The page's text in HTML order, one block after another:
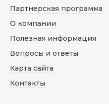
Партнерская программа
О компании
Полезная информация
Вопросы и ответы
Карта сайта
Контакты